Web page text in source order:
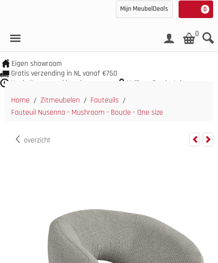
0
Mijn MeubelDeals
0
Eigen showroom
Gratis verzending in NL vanaf €750
Veel uit voorraad leverbaar
Veilig online betalen
Home / Zitmeubelen / Fauteuils /
Fauteuil Nusenna - Mushroom - Boucle - One size
overzicht